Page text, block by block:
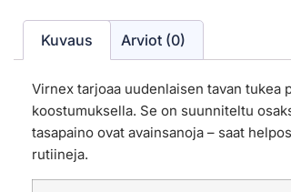
Kuvaus Arviot (0)
Virnex tarjoaa uudenlaisen tavan
koostumuksella. Se on suunniteltu
tasapaino ovat avainsanoja – saat
rutiineja.